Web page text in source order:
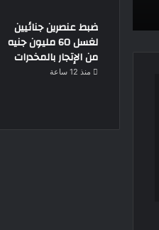
ضبط عنصرين جنائيين
لغسل 60 مليون جنيه
من الإتجار بالمخدرات
منذ 12 ساعة